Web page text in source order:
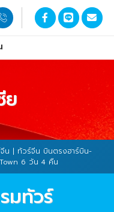
ย
น | ทัวร์จีน บินตรงฮาร์บิน-
6 วัน 4 คืน
มทัวร์